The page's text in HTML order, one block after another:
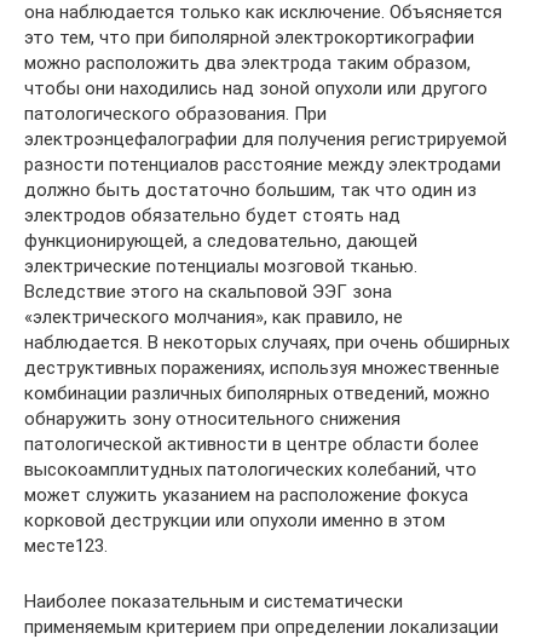
она наблюдается только как исключение. Объясняется
это тем, что при биполярной электрокортикографии
можно расположить два электрода таким образом,
чтобы они находились над зоной опухоли или другого
патологического образования. При
электроэнцефалографии для получения регистрируемой
разности потенциалов расстояние между электродами
должно быть достаточно большим, так что один из
электродов обязательно будет стоять над
функционирующей, а следовательно, дающей
электрические потенциалы мозговой тканью.
Вследствие этого на скальповой ЭЭГ зона
«электрического молчания», как правило, не
наблюдается. В некоторых случаях, при очень обширных
деструктивных поражениях, используя множественные
комбинации различных биполярных отведений, можно
обнаружить зону относительного снижения
патологической активности в центре области более
высокоамплитудных патологических колебаний, что
может служить указанием на расположение фокуса
корковой деструкции или опухоли именно в этом
месте123.
Наиболее показательным и систематически
применяемым критерием при определении локализации